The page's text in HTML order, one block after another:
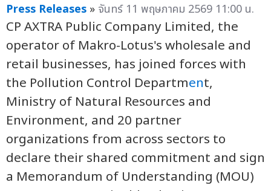
Press Releases » จันทร์ 11 พฤษภาคม 2569 11:00 น.
CP AXTRA Public Company Limited, the
operator of Makro-Lotus's wholesale and
retail businesses, has joined forces with
the Pollution Control Department,
Ministry of Natural Resources and
Environment, and 20 partner
organizations from across sectors to
declare their shared commitment and sign
a Memorandum of Understanding (MOU)